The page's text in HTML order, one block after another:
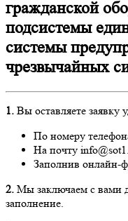
гражданской
подсистемы
системы
чрезвычайных
1. Вы оставляете заявку
По номеру
На почту
Заполнив онлайн-
2. Мы заключаем с вами
заполнение.